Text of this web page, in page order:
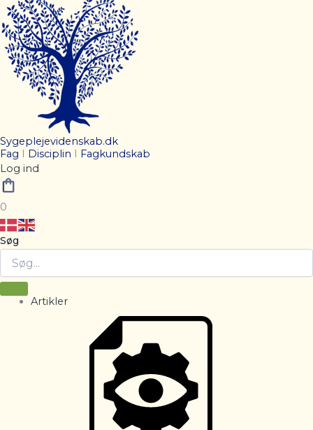
Sygeplejevidenskab.dk
Fag
Disciplin
Fagkundskab
Log ind
0
Søg
Artikler